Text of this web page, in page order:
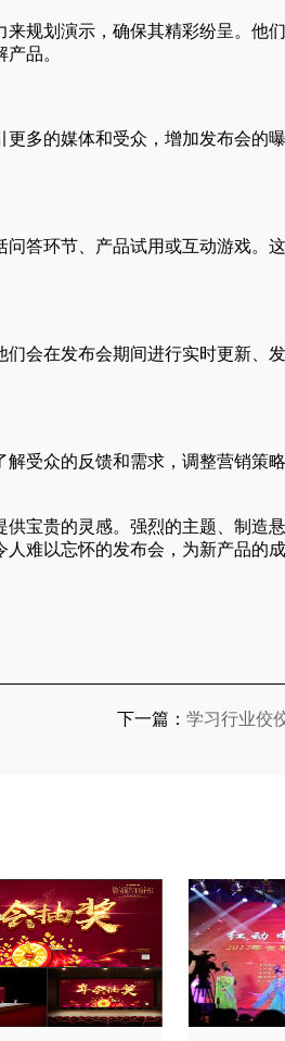
规划演示，确保其精彩纷呈。他
品。
多的媒体和受众，增加发布会的
答环节、产品试用或互动游戏。
会在发布会期间进行实时更新、
受众的反馈和需求，调整营销策
供宝贵的灵感。强烈的主题、制造
难以忘怀的发布会，为新产品的
下一篇： 学习行业佼